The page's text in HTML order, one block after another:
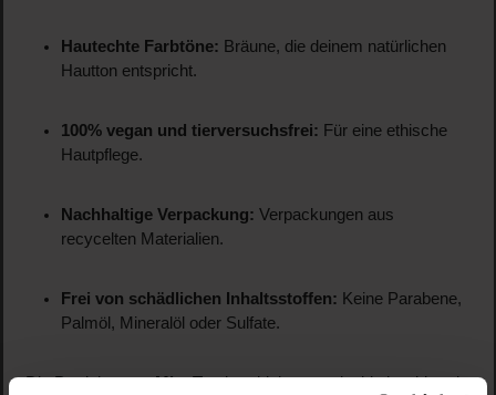
Hautechte Farbtöne: Bräune, die deinem natürlichen
Hautton entspricht.
100% vegan und tierversuchsfrei: Für eine ethische
Hautpflege.
Nachhaltige Verpackung: Verpackungen aus
recycelten Materialien.
Frei von schädlichen Inhaltsstoffen: Keine Parabene,
Palmöl, Mineralöl oder Sulfate.
Die Produkte vonMineTankombinieren antioxidativ wirkende